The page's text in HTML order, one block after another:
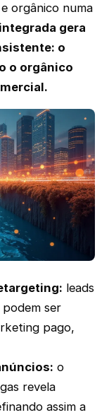
orgânico numa
gera
o
o orgânico
leads
ser
pago,
o
revela
assim a